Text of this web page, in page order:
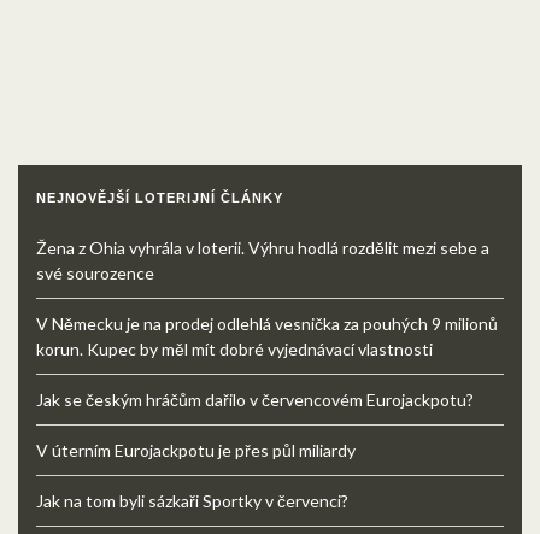
NEJNOVĚJŠÍ LOTERIJNÍ ČLÁNKY
Žena z Ohia vyhrála v loterii. Výhru hodlá rozdělit mezi sebe a
své sourozence
V Německu je na prodej odlehlá vesnička za pouhých 9 milionů
korun. Kupec by měl mít dobré vyjednávací vlastnosti
Jak se českým hráčům dařilo v červencovém Eurojackpotu?
V úterním Eurojackpotu je přes půl miliardy
Jak na tom byli sázkaři Sportky v červenci?